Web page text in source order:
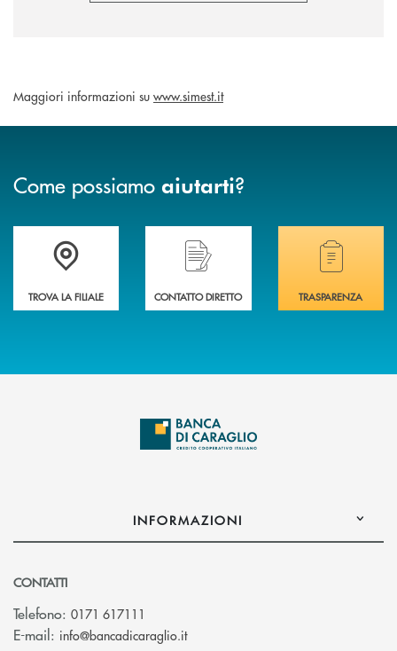
Maggiori informazioni su www.simest.it
Come possiamo aiutarti?
Accedi all' elenco completo delle filiali di Banca di Caraglio.
TROVA LA FILIALE
Hai bisogno di assistenza immediata?
CONTATTO DIRETTO
Hai bisogno di
TRASPARENZA
INFORMAZIONI
CONTATTI
Telefono: 0171 617111
E-mail: info@bancadicaraglio.it(si apre l’app di posta elettronica)